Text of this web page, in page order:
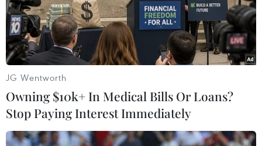
JG Wentworth
Owning $10k+ In Medical Bills Or Loans?
Stop Paying Interest Immediately